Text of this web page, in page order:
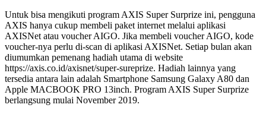
Untuk bisa mengikuti program AXIS Super Surprize ini, pengguna
AXIS hanya cukup membeli paket internet melalui aplikasi
AXISNet atau voucher AIGO. Jika membeli voucher AIGO, kode
voucher-nya perlu di-scan di aplikasi AXISNet. Setiap bulan akan
diumumkan pemenang hadiah utama di website
https://axis.co.id/axisnet/super-sureprize. Hadiah lainnya yang
tersedia antara lain adalah Smartphone Samsung Galaxy A80 dan
Apple MACBOOK PRO 13inch. Program AXIS Super Surprize
berlangsung mulai November 2019.